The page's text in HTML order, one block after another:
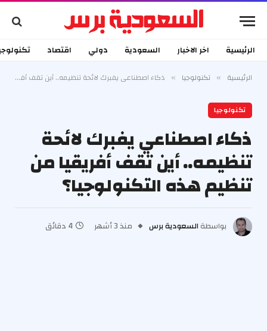
الرئيسية اخر الاخبار السعودية دولي اقتصاد
الرئيسية » تكنولوجيا » ذكاء اصطناعي يفبرك لائحة تنظيمه.. أين تقف أفريقيا من تنظيم هذه التكنولوجيا؟
تكنولوجيا
ذكاء اصطناعي يفبرك لائحة
تنظيمه.. أين تقف أفريقيا من
تنظيم هذه التكنولوجيا؟
بواسطة السعودية برس منذ 3 أشهر 4 دقائق